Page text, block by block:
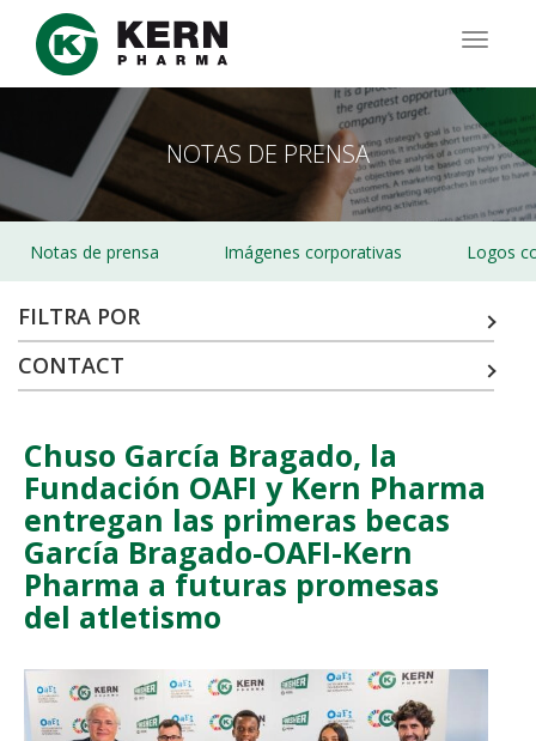
Pasar
contenido
NOTAS DE PRENSA
Notas de prensa Imágenes corporativas Logos
FILTRA POR
CONTACT
Chuso García Bragado, la
Fundación OAFI y Kern Pharma
entregan las primeras becas
García Bragado-OAFI-Kern
Pharma a futuras promesas
del atletismo